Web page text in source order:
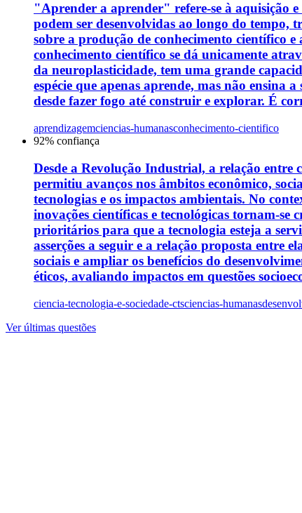
"Aprender a aprender" refere-se à aquisição
podem ser desenvolvidas ao longo do tempo,
sobre a produção de conhecimento científico
conhecimento científico se dá unicamente
da neuroplasticidade, tem uma grande
espécie que apenas aprende, mas não ensina
desde fazer fogo até construir e explorar. É
aprendizagemciencias-humanasconhecimento-cientifico
92% confiança
Desde a Revolução Industrial, a relação entre
permitiu avanços nos âmbitos econômico,
tecnologias e os impactos ambientais. No
inovações científicas e tecnológicas tornam-se
prioritários para que a tecnologia esteja a
asserções a seguir e a relação proposta entre
sociais e ampliar os benefícios do
éticos, avaliando impactos em questões
ciencia-tecnologia-e-sociedade-ctsciencias-humanas
Ver últimas questões